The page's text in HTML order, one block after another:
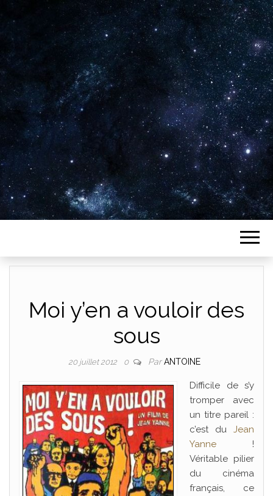
Plus de 2800 critiques de films
Moi y’en a vouloir des
sous
20 juillet 2012 0 ParANTOINE
Difficile de s’y
tromper avec
un titre pareil :
c’est du Jean
Yanne !
Véritable pilier
du cinéma
français, ce